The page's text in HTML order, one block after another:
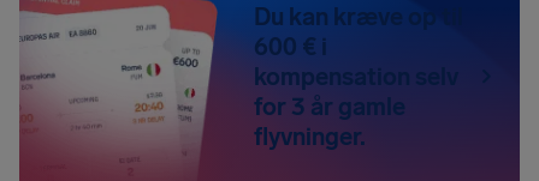
Du kan kræve op til
600 € i
kompensation selv
for 3 år gamle
flyvninger.